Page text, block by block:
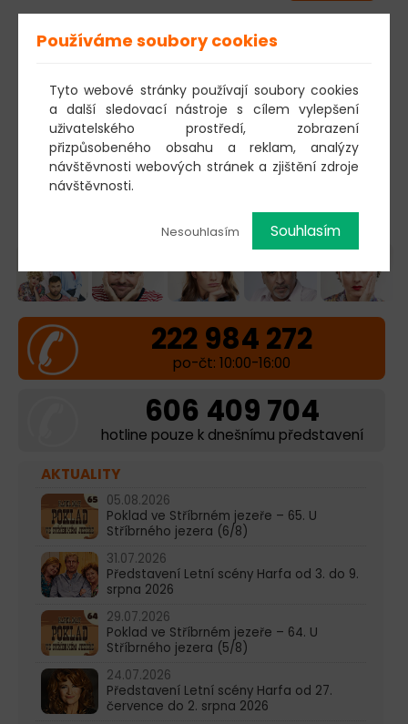
Zájezdy:
Koryta
VSTUPENKY
22.09.2026 19:00 úterý
Kulturní dům Solnice
VSTUPENKY
Změna programu vyhrazena!
222 984 272
po-čt: 10:00-16:00
606 409 704
hotline pouze k dnešnímu představení
AKTUALITY
05.08.2026
Poklad ve Stříbrném jezeře – 65. U
Stříbrného jezera (6/8)
31.07.2026
Představení Letní scény Harfa od 3. do 9.
srpna 2026
29.07.2026
Poklad ve Stříbrném jezeře – 64. U
Stříbrného jezera (5/8)
24.07.2026
Představení Letní scény Harfa od 27.
července do 2. srpna 2026
Používáme soubory cookies
Tyto webové stránky používají soubory cookies
a další sledovací nástroje s cílem vylepšení
uživatelského prostředí, zobrazení
přizpůsobeného obsahu a reklam, analýzy
návštěvnosti webových stránek a zjištění zdroje
návštěvnosti.
Nesouhlasím Souhlasím